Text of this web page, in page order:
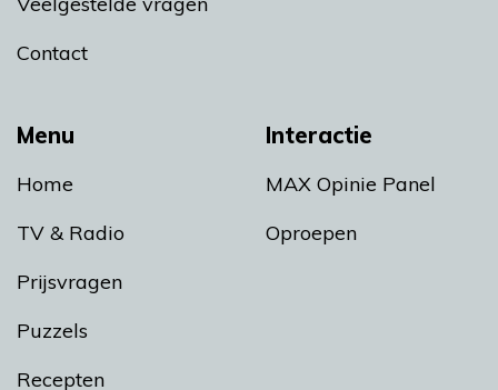
Menu
Home
TV & Radio
Prijsvragen
Puzzels
Recepten
Interactie
MAX Opinie Panel
Oproepen
Contact